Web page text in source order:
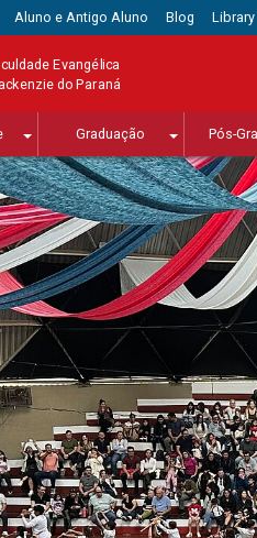
Aluno e Antigo Aluno Blog Library
Evangélica
do Paraná
Graduação Pós-